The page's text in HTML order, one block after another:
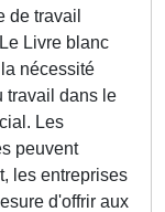
de travail
Livre blanc
nécessité
travail dans le
Les
peuvent
les entreprises
d'offrir aux